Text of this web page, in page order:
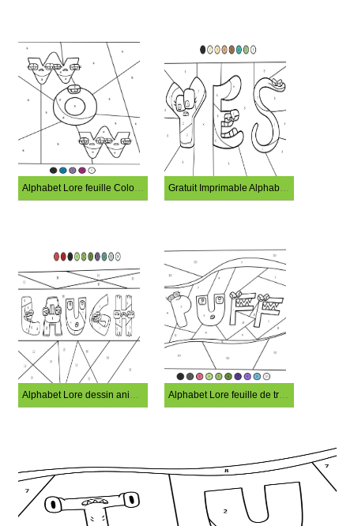
Alphabet Lore feuille Coloriage Magique Gratuit Imprimable Alphabet Lore Coloriage Magique
Alphabet Lore dessin animé Coloriage Magique Alphabet Lore feuille de travail Coloriage Magique